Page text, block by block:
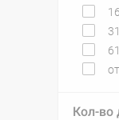
Кол-во